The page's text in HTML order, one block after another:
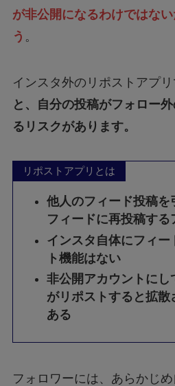
が非公開になるわけではな
う 。
インスタ外のリポストアプ
と、自分の投稿がフォロー
るリスクがあります。
リポストアプリとは
他人のフィード投稿を
フィードに再投稿する
インスタ自体にフィー
ト機能はない
非公開アカウントにし
がリポストすると拡散
ある
フォロワーには、あらかじ